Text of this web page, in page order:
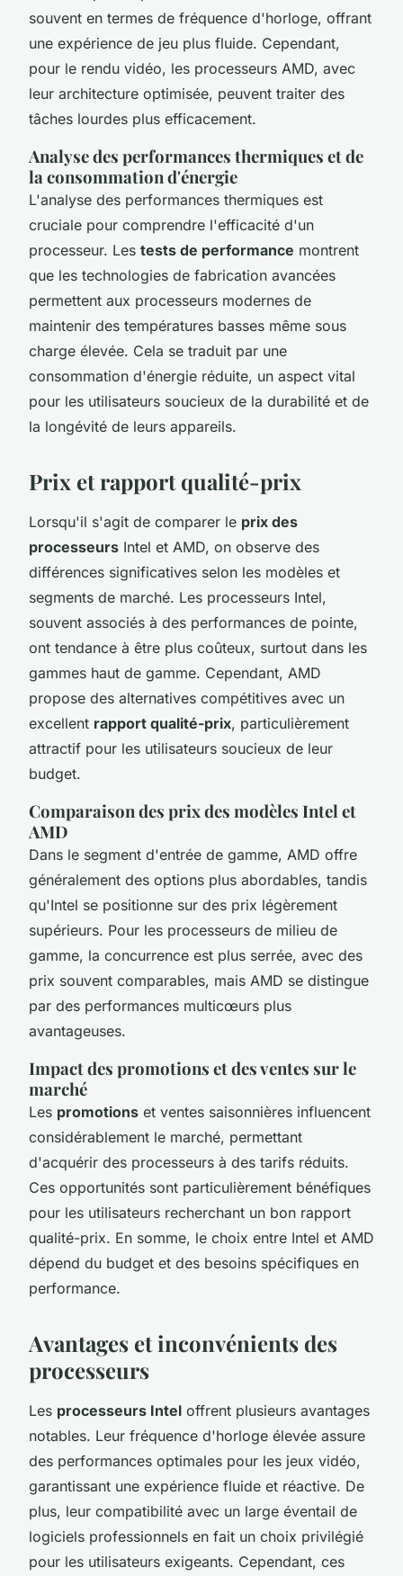
souvent en termes de fréquence d'horloge, offrant
une expérience de jeu plus fluide. Cependant,
pour le rendu vidéo, les processeurs AMD, avec
leur architecture optimisée, peuvent traiter des
tâches lourdes plus efficacement.
Analyse des performances thermiques et de
la consommation d'énergie
L'analyse des performances thermiques est
cruciale pour comprendre l'efficacité d'un
processeur. Les tests de performance montrent
que les technologies de fabrication avancées
permettent aux processeurs modernes de
maintenir des températures basses même sous
charge élevée. Cela se traduit par une
consommation d'énergie réduite, un aspect vital
pour les utilisateurs soucieux de la durabilité et de
la longévité de leurs appareils.
Prix et rapport qualité-prix
Lorsqu'il s'agit de comparer le prix des
processeurs Intel et AMD, on observe des
différences significatives selon les modèles et
segments de marché. Les processeurs Intel,
souvent associés à des performances de pointe,
ont tendance à être plus coûteux, surtout dans les
gammes haut de gamme. Cependant, AMD
propose des alternatives compétitives avec un
excellent rapport qualité-prix, particulièrement
attractif pour les utilisateurs soucieux de leur
budget.
Comparaison des prix des modèles Intel et
AMD
Dans le segment d'entrée de gamme, AMD offre
généralement des options plus abordables, tandis
qu'Intel se positionne sur des prix légèrement
supérieurs. Pour les processeurs de milieu de
gamme, la concurrence est plus serrée, avec des
prix souvent comparables, mais AMD se distingue
par des performances multicœurs plus
avantageuses.
Impact des promotions et des ventes sur le
marché
Les promotions et ventes saisonnières influencent
considérablement le marché, permettant
d'acquérir des processeurs à des tarifs réduits.
Ces opportunités sont particulièrement bénéfiques
pour les utilisateurs recherchant un bon rapport
qualité-prix. En somme, le choix entre Intel et AMD
dépend du budget et des besoins spécifiques en
performance.
Avantages et inconvénients des
processeurs
Les processeurs Intel offrent plusieurs avantages
notables. Leur fréquence d'horloge élevée assure
des performances optimales pour les jeux vidéo,
garantissant une expérience fluide et réactive. De
plus, leur compatibilité avec un large éventail de
logiciels professionnels en fait un choix privilégié
pour les utilisateurs exigeants. Cependant, ces